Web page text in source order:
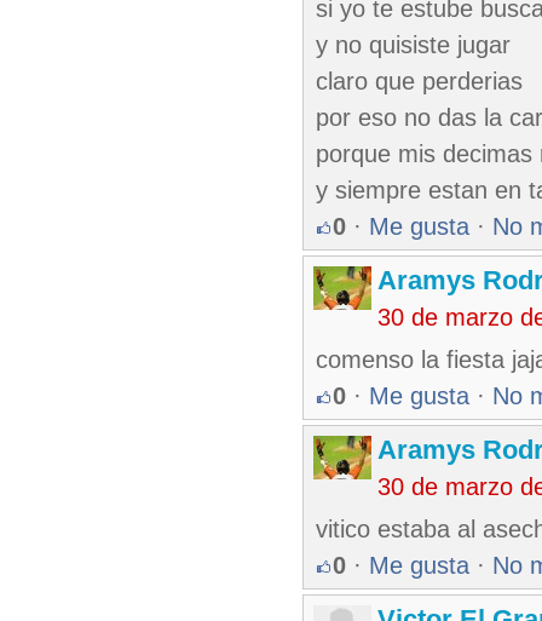
si yo te estube
y no quisiste jugar
claro que perderias
por eso no das la
porque mis decimas
y siempre estan en
0 · Me gusta · No
Aramys
30 de marzo
comenso la fiesta
0 · Me gusta · No
Aramys
30 de marzo
vitico estaba al
0 · Me gusta · No